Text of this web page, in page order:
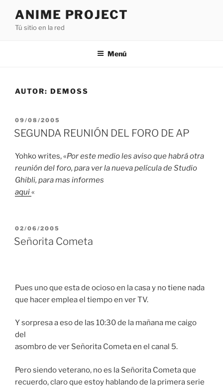
contenido
ANIME PROJECT
Tú sitio en la red
Menú
AUTOR: DEMOSS
PUBLICADO
EL
09/08/2005
SEGUNDA REUNIÓN DEL FORO DE AP
Yohko writes, «Por este medio les aviso que habrá otra
reunión del foro, para ver la nueva película de Studio
Ghibli, para mas informes
aqui«
PUBLICADO
EL
02/06/2005
Señorita Cometa
Pues uno que esta de ocioso en la casa y no tiene nada
que hacer emplea el tiempo en ver TV.
Y sorpresa a eso de las 10:30 de la mañana me caigo
del
asombro de ver Señorita Cometa en el canal 5.
Pero siendo veterano, no es la Señorita Cometa que
recuerdo, claro que estoy hablando de la primera serie